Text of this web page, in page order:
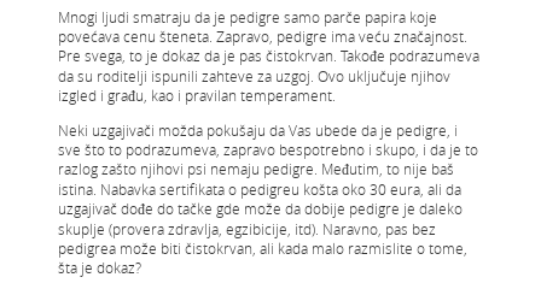
Mnogi ljudi smatraju da je pedigre samo parče papira koje
povećava cenu šteneta. Zapravo, pedigre ima veću značajnost.
Pre svega, to je dokaz da je pas čistokrvan. Takođe podrazumeva
da su roditelji ispunili zahteve za uzgoj. Ovo uključuje njihov
izgled i građu, kao i pravilan temperament.
Neki uzgajivači možda pokušaju da Vas ubede da je pedigre, i
sve što to podrazumeva, zapravo bespotrebno i skupo, i da je to
razlog zašto njihovi psi nemaju pedigre. Međutim, to nije baš
istina. Nabavka sertifikata o pedigreu košta oko 30 eura, ali da
uzgajivač dođe do tačke gde može da dobije pedigre je daleko
skuplje (provera zdravlja, egzibicije, itd). Naravno, pas bez
pedigrea može biti čistokrvan, ali kada malo razmislite o tome,
šta je dokaz?